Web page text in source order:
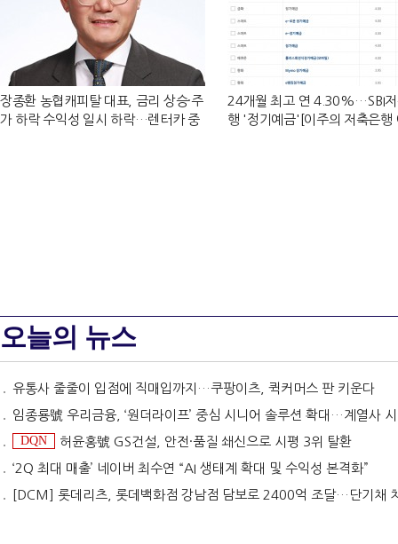
장종환 농협캐피탈 대표, 금리 상승·주
가 하락 수익성 일시 하락…렌터카 중
24개월 최고 연 4.30%…SBI
행 '정기예금'[이주의 저축은행
오늘의 뉴스
유통사 줄줄이 입점에 직매입까지…쿠팡이츠, 퀵커머스 판 키운다
임종룡號 우리금융, ‘원더라이프’ 중심 시니어 솔루션 확대…계열사 시너지 '관건' [금융 시니어 비즈니
DQN
허윤홍號 GS건설, 안전·품질 쇄신으로 시평 3위 탈환
‘2Q 최대 매출’ 네이버 최수연 “AI 생태계 확대 및 수익성 본격화”
[DCM] 롯데리츠, 롯데백화점 강남점 담보로 2400억 조달…단기채